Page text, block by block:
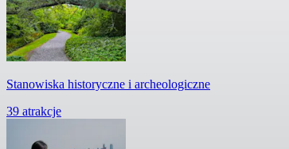
Stanowiska historyczne i archeologiczne
39 atrakcje